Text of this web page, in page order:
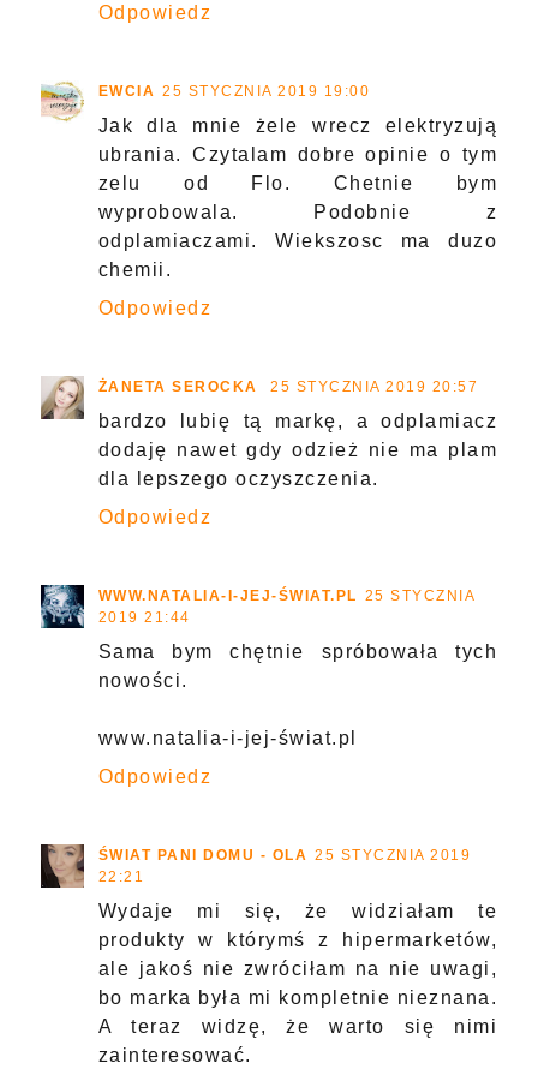
Odpowiedz
EWCIA 25 STYCZNIA 2019 19:00
Jak dla mnie żele wrecz elektryzują
ubrania. Czytalam dobre opinie o tym
zelu od Flo. Chetnie bym
wyprobowala. Podobnie z
odplamiaczami. Wiekszosc ma duzo
chemii.
Odpowiedz
ŻANETA SEROCKA 25 STYCZNIA 2019 20:57
bardzo lubię tą markę, a odplamiacz
dodaję nawet gdy odzież nie ma plam
dla lepszego oczyszczenia.
Odpowiedz
WWW.NATALIA-I-JEJ-ŚWIAT.PL 25 STYCZNIA
2019 21:44
Sama bym chętnie spróbowała tych
nowości.
www.natalia-i-jej-świat.pl
Odpowiedz
ŚWIAT PANI DOMU - OLA 25 STYCZNIA 2019
22:21
Wydaje mi się, że widziałam te
produkty w którymś z hipermarketów,
ale jakoś nie zwróciłam na nie uwagi,
bo marka była mi kompletnie nieznana.
A teraz widzę, że warto się nimi
zainteresować.